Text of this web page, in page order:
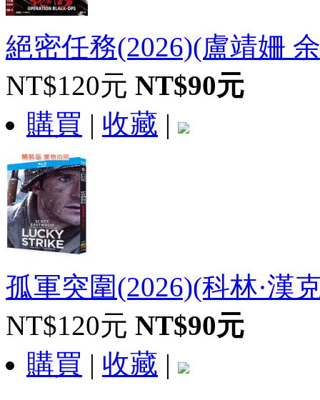
絕密任務(2026)(盧靖姍
NT$120元 NT$90元
購買 | 收藏 |
孤軍突圍(2026)(科林·漢
NT$120元 NT$90元
購買 | 收藏 |